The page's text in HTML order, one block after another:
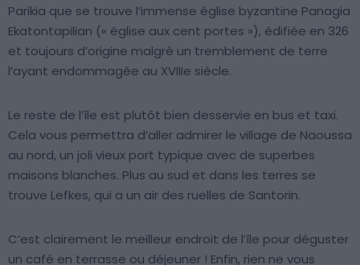
Parikia que se trouve l’immense église byzantine Panagia
Ekatontapilian (« église aux cent portes »), édifiée en 326
et toujours d’origine malgré un tremblement de terre
l’ayant endommagée au XVIIIe siècle.
Le reste de l’île est plutôt bien desservie en bus et taxi.
Cela vous permettra d’aller admirer le village de Naoussa
au nord, un joli vieux port typique avec de superbes
maisons blanches. Plus au sud et dans les terres se
trouve Lefkes, qui a un air des ruelles de Santorin.
C’est clairement le meilleur endroit de l’île pour déguster
un café en terrasse ou déjeuner ! Enfin, rien ne vous